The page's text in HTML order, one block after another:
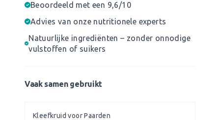
Beoordeeld met een 9,6/10
Advies van onze nutritionele experts
Natuurlijke ingrediënten – zonder onnodige
vulstoffen of suikers
Vaak samen gebruikt
Kleefkruid voor Paarden